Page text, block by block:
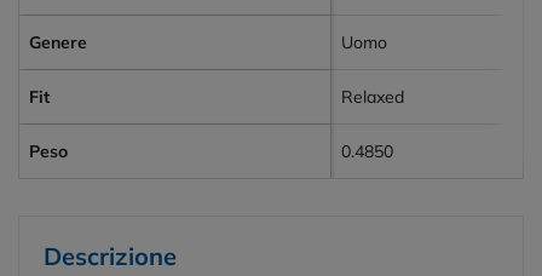
Genere Uomo
Fit Relaxed
Peso 0.4850
Descrizione